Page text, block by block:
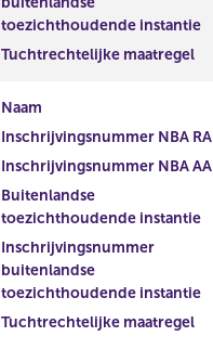
toezichthoudende instantie
Tuchtrechtelijke maatregel
Naam
Inschrijvingsnummer NBA RA
Inschrijvingsnummer NBA AA
Buitenlandse
toezichthoudende instantie
Inschrijvingsnummer
buitenlandse
toezichthoudende instantie
Tuchtrechtelijke maatregel